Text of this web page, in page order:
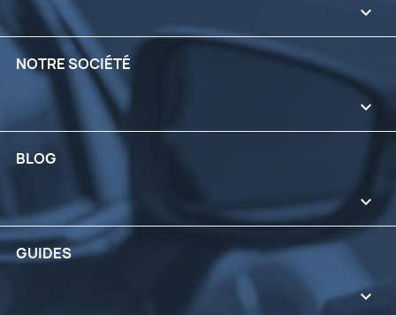

NOTRE SOCIÉTÉ

BLOG

GUIDES
